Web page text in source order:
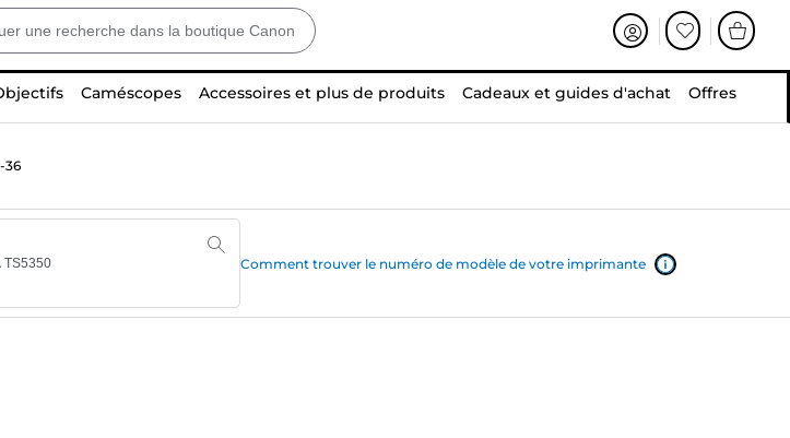
Caméscopes Accessoires et plus de produits Cadeaux et guides d'achat Offres
36
Comment trouver le numéro de modèle de votre imprimante